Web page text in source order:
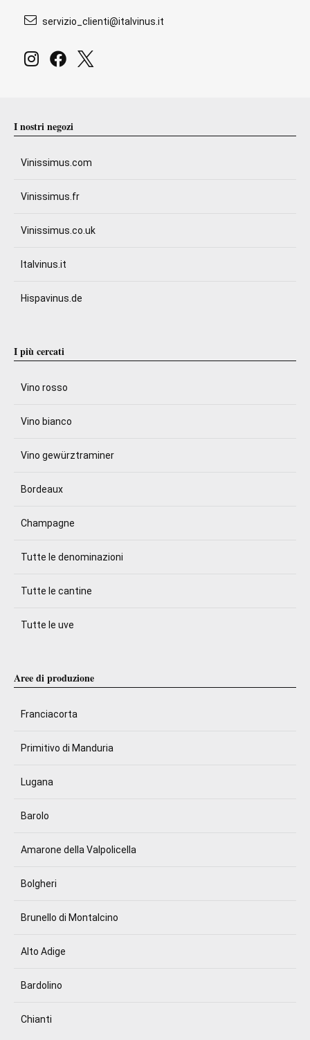
servizio_clienti@italvinus.it
I nostri negozi
Vinissimus.com
Vinissimus.fr
Vinissimus.co.uk
Italvinus.it
Hispavinus.de
I più cercati
Vino rosso
Vino bianco
Vino gewürztraminer
Bordeaux
Champagne
Tutte le denominazioni
Tutte le cantine
Tutte le uve
Aree di produzione
Franciacorta
Primitivo di Manduria
Lugana
Barolo
Amarone della Valpolicella
Bolgheri
Brunello di Montalcino
Alto Adige
Bardolino
Chianti